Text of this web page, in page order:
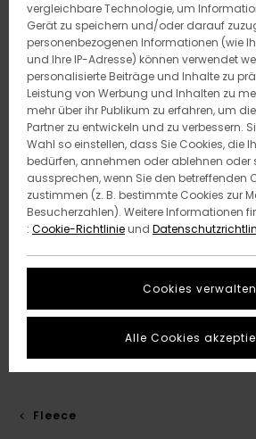
Fleece
vergleichbare Technologie, um
Gerät zu speichern und/oder darauf
personenbezogenen Informationen (wie
und Ihre IP-Adresse) können verwendet
personalisierte Beiträge und Inhalte zu
Leistung von Werbung und Inhalten zu
mehr über ihr Publikum zu erfahren, um
Partner zu entwickeln und zu verbessern.
Wahl so einstellen, dass Sie Cookies, die
bedürfen, annehmen oder ablehnen
aussprechen, wenn Sie den betreffenden
zustimmen (z. B. bestimmte Cookies zur
Besucherzahlen). Weitere Informationen
: Cookie-Richtlinieund
Cookies verwalten
Alle Cookies